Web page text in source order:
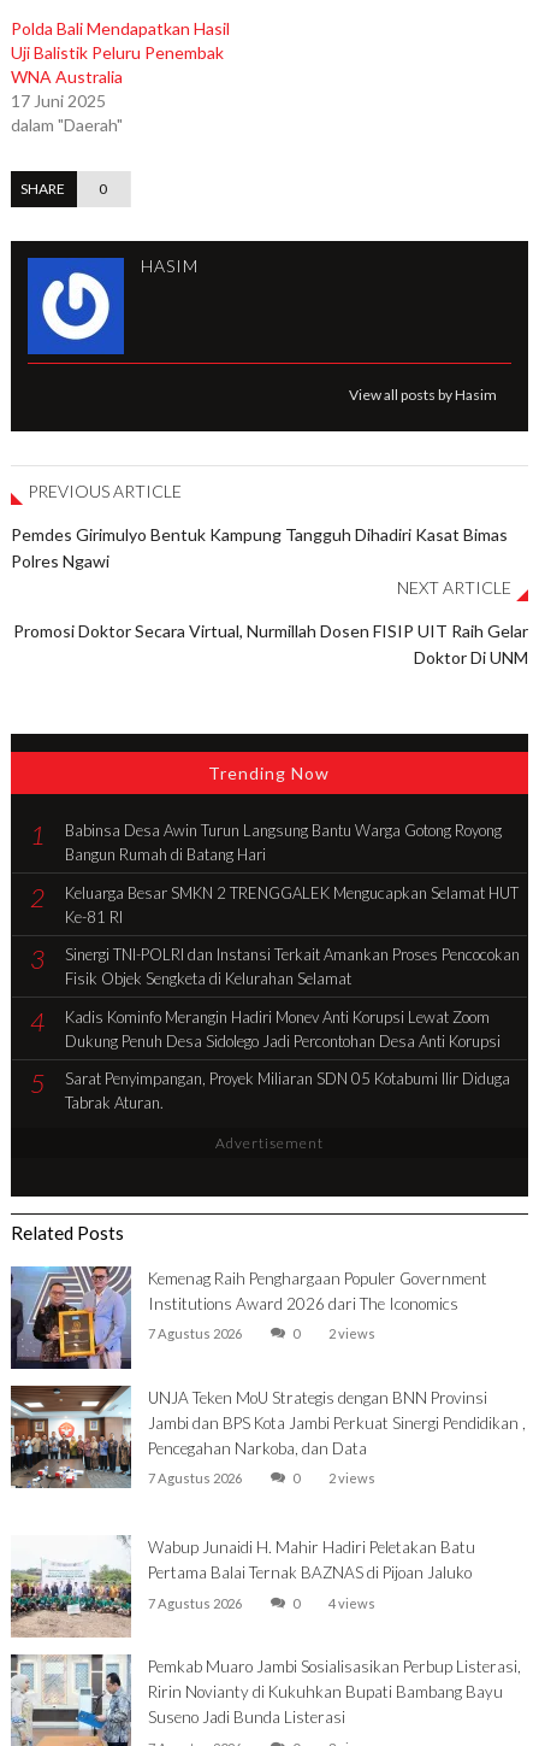
Polda Bali Mendapatkan Hasil
Uji Balistik Peluru Penembak
WNA Australia
17 Juni 2025
dalam "Daerah"
SHARE 0
HASIM
View all posts by Hasim
PREVIOUS ARTICLE
Pemdes Girimulyo Bentuk Kampung Tangguh Dihadiri Kasat Bimas
Polres Ngawi
NEXT ARTICLE
Promosi Doktor Secara Virtual, Nurmillah Dosen FISIP UIT Raih Gelar
Doktor Di UNM
Trending Now
1
Babinsa Desa Awin Turun Langsung Bantu Warga Gotong Royong
Bangun Rumah di Batang Hari
2
Keluarga Besar SMKN 2 TRENGGALEK Mengucapkan Selamat HUT
Ke-81 RI
3
Sinergi TNI-POLRI dan Instansi Terkait Amankan Proses Pencocokan
Fisik Objek Sengketa di Kelurahan Selamat
4
Kadis Kominfo Merangin Hadiri Monev Anti Korupsi Lewat Zoom
Dukung Penuh Desa Sidolego Jadi Percontohan Desa Anti Korupsi
5
Sarat Penyimpangan, Proyek Miliaran SDN 05 Kotabumi Ilir Diduga
Tabrak Aturan.
Advertisement
Related Posts
Kemenag Raih Penghargaan Populer Government
Institutions Award 2026 dari The Iconomics
7 Agustus 2026 0 2 views
UNJA Teken MoU Strategis dengan BNN Provinsi
Jambi dan BPS Kota Jambi Perkuat Sinergi Pendidikan ,
Pencegahan Narkoba, dan Data
7 Agustus 2026 0 2 views
Wabup Junaidi H. Mahir Hadiri Peletakan Batu
Pertama Balai Ternak BAZNAS di Pijoan Jaluko
7 Agustus 2026 0 4 views
Pemkab Muaro Jambi Sosialisasikan Perbup Listerasi,
Ririn Novianty di Kukuhkan Bupati Bambang Bayu
Suseno Jadi Bunda Listerasi